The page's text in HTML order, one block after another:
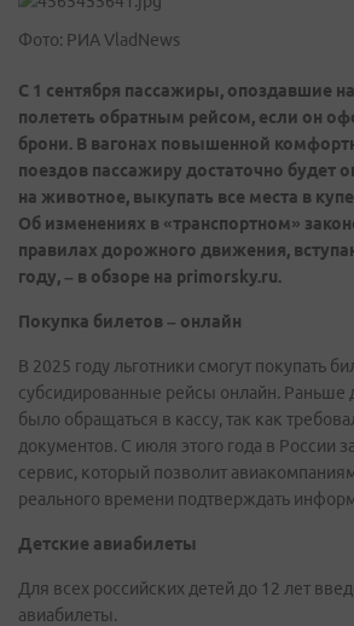
Фото: РИА VladNews
С 1 сентября пассажиры, опоздавшие
полететь обратным рейсом, если он
брони. В вагонах повышенной
поездов пассажиру достаточно будет
на животное, выкупать все места в
Об изменениях в «транспортном»
правилах дорожного движения,
году, – в обзоре на primorsky.ru.
Покупка билетов – онлайн
В 2025 году льготники смогут покупать
субсидированные рейсы онлайн. Раньше
было обращаться в кассу, так как
документов. С июля этого года в России
сервис, который позволит
реального времени подтверждать
Детские авиабилеты
Для всех российских детей до 12 лет
авиабилеты.